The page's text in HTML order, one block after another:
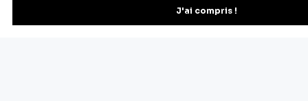
Recevez les recettes, astuces et offres spéciales.